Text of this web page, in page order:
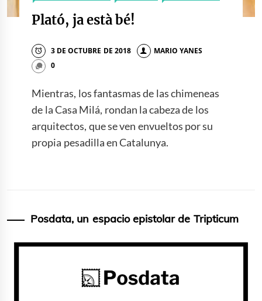
Plató, ja està bé!
3 DE OCTUBRE DE 2018
MARIO YANES
0
Mientras, los fantasmas de las chimeneas
de la Casa Milá, rondan la cabeza de los
arquitectos, que se ven envueltos por su
propia pesadilla en Catalunya.
Posdata, un espacio epistolar de Tripticum